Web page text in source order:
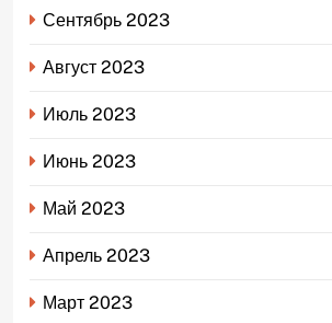
Сентябрь 2023
Август 2023
Июль 2023
Июнь 2023
Май 2023
Апрель 2023
Март 2023